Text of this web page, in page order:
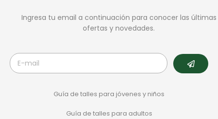
Ingresa tu email a continuación para conocer las últimas
ofertas y novedades.
Guía de talles para jóvenes y niños
Guía de talles para adultos